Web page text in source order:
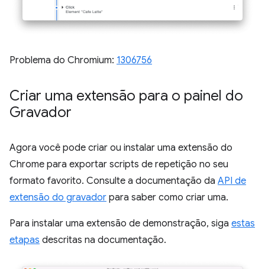
Problema do Chromium: 1306756
Criar uma extensão para o painel do
Gravador
Agora você pode criar ou instalar uma extensão do
Chrome para exportar scripts de repetição no seu
formato favorito. Consulte a documentação da API de
extensão do gravador para saber como criar uma.
Para instalar uma extensão de demonstração, siga estas
etapas descritas na documentação.